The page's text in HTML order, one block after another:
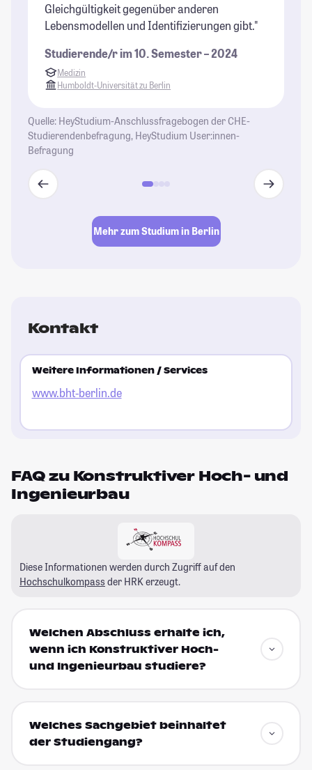
Gleichgültigkeit gegenüber anderen
Lebensmodellen und Identifizierungen gibt."
Studierende/r im 10. Semester – 2024
Medizin
Humboldt-Universität zu Berlin
Quelle: HeyStudium-Anschlussfragebogen der CHE-
Studierendenbefragung, HeyStudium User:innen-
Befragung
Mehr zum Studium in Berlin
Kontakt
Weitere Informationen / Services
www.bht-berlin.de
FAQ zu Konstruktiver Hoch- und
Ingenieurbau
Diese Informationen werden durch Zugriff auf den
Hochschulkompass der HRK erzeugt.
Welchen Abschluss erhalte ich,
wenn ich Konstruktiver Hoch-
und Ingenieurbau studiere?
Welches Sachgebiet beinhaltet
der Studiengang?